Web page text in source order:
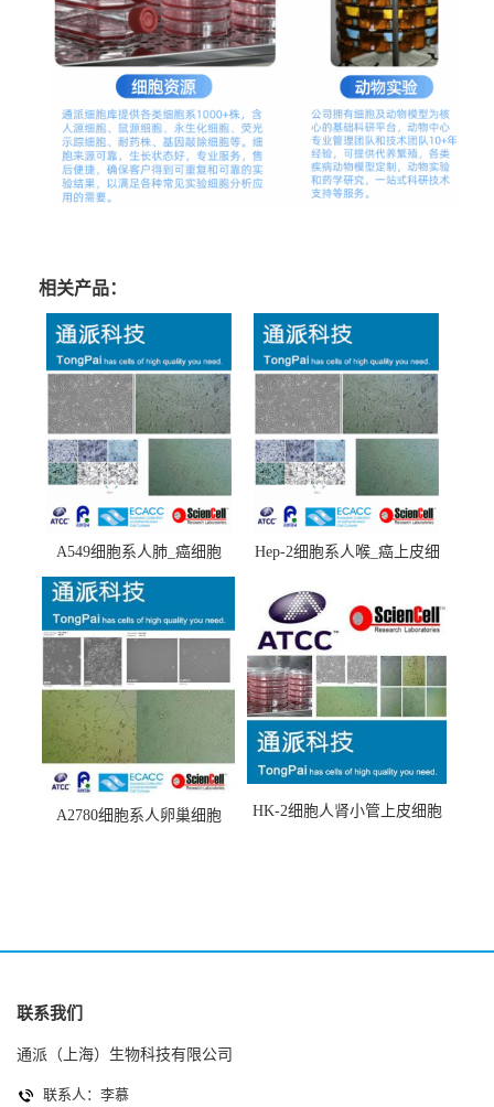
相关产品：
A549细胞系人肺_癌细胞
(A549细胞)
Hep-2细胞系人喉_癌上皮细
A2780细胞系人卵巢细胞
HK-2细胞人肾小管上皮细胞
联系我们
通派（上海）生物科技有限公司
联系人：李慕